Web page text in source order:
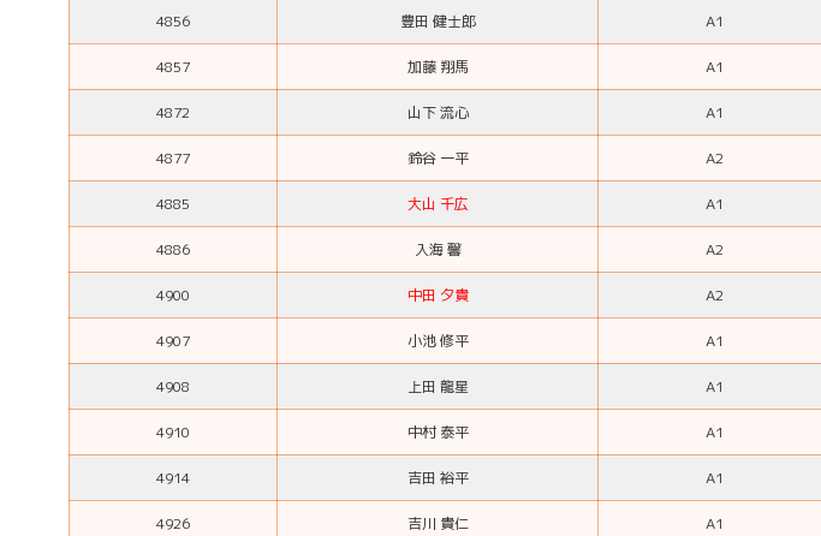
4856 豊田 健士郎 A1
4857 加藤 翔馬 A1
4872 山下 流心 A1
4877 鈴谷 一平 A2
4885 大山 千広 A1
4886 入海 馨 A2
4900 中田 夕貴 A2
4907 小池 修平 A1
4908 上田 龍星 A1
4910 中村 泰平 A1
4914 吉田 裕平 A1
4926 吉川 貴仁 A1